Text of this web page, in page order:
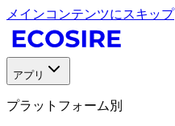
メインコンテンツにスキップ
アプリ
プラットフォーム別